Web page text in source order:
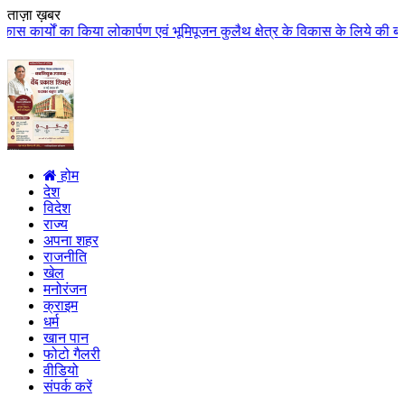
ताज़ा ख़बर
एवं भूमिपूजन कुलैथ क्षेत्र के विकास के लिये की बड़ी-बड़ी सौगातों की
होम
देश
विदेश
राज्य
अपना शहर
राजनीति
खेल
मनोरंजन
क्राइम
धर्म
खान पान
फोटो गैलरी
वीडियो
संपर्क करें